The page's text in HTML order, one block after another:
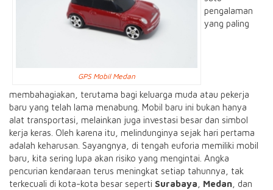
GPS Mobil Medan
pengalaman
yang paling
membahagiakan, terutama bagi keluarga muda atau pekerja
baru yang telah lama menabung. Mobil baru ini bukan hanya
alat transportasi, melainkan juga investasi besar dan simbol
kerja keras. Oleh karena itu, melindunginya sejak hari pertama
adalah keharusan. Sayangnya, di tengah euforia memiliki mobil
baru, kita sering lupa akan risiko yang mengintai. Angka
pencurian kendaraan terus meningkat setiap tahunnya, tak
terkecuali di kota-kota besar seperti Surabaya Medan , dan